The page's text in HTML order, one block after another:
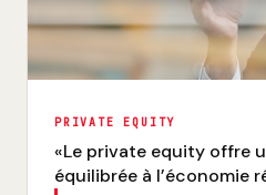
PRIVATE EQUITY
«Le private equity offre
équilibrée à l’économie